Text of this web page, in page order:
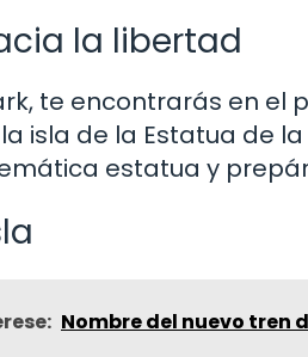
la libertad
te encontrarás en
isla de la Estatua de
estatua y
Nombre del nuevo tren